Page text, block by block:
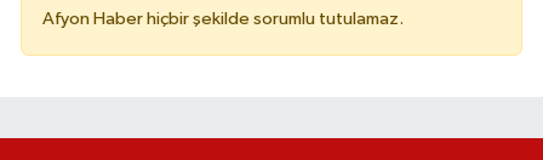
Afyon Haber hiçbir şekilde sorumlu tutulamaz.